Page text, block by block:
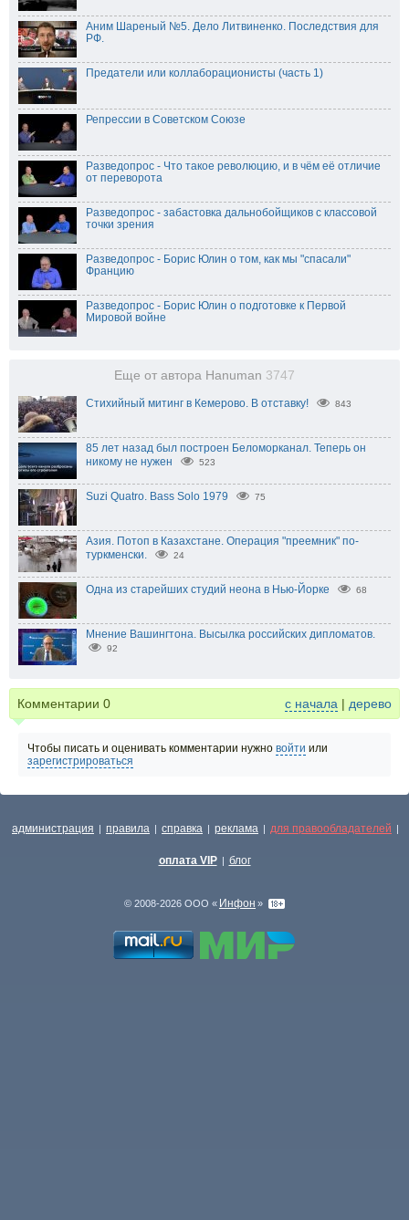
Аним Шареный №5. Дело Литвиненко. Последствия для
РФ.
Предатели или коллаборационисты (часть 1)
Репрессии в Советском Союзе
Разведопрос - Что такое революцию, и в чём её отличие
от переворота
Разведопрос - забастовка дальнобойщиков с классовой
точки зрения
Разведопрос - Борис Юлин о том, как мы "спасали"
Францию
Разведопрос - Борис Юлин о подготовке к Первой
Мировой войне
Еще от автора Hanuman 3747
Стихийный митинг в Кемерово. В отставку! 843
85 лет назад был построен Беломорканал. Теперь он
никому не нужен
523
Suzi Quatro. Bass Solo 1979 75
Азия. Потоп в Казахстане. Операция "преемник" по-
туркменски.
24
Одна из старейших студий неона в Нью-Йорке 68
Мнение Вашингтона. Высылка российских дипломатов.
92
Комментарии 0 с начала | дерево
Чтобы писать и оценивать комментарии нужно войти или
зарегистрироваться
администрация | правила | справка | реклама | для правообладателей |
оплата VIP | блог
© 2008-2026 ООО « Инфон »